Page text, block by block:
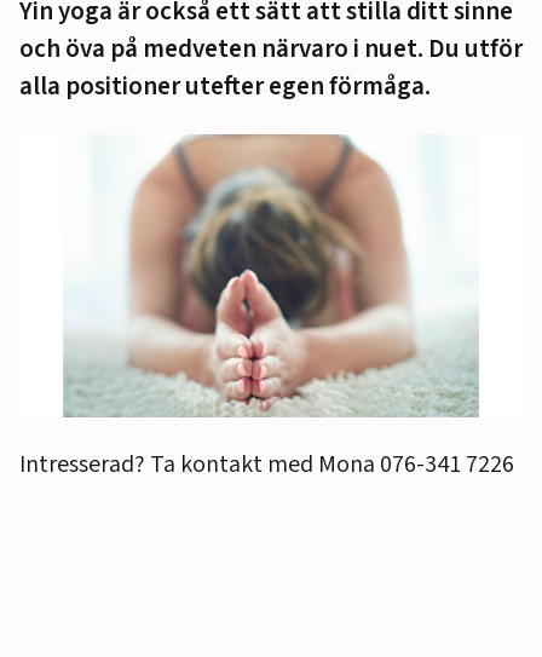
Yin yoga är också ett sätt att stilla ditt sinne
och öva på medveten närvaro i nuet. Du utför
alla positioner utefter egen förmåga.
Intresserad? Ta kontakt med Mona 076-341 7226